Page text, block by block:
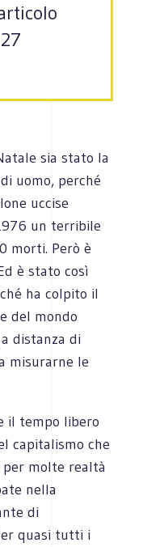
sia stato la
uomo, perché
uccise
un terribile
morti. Però è
è stato così
ha colpito il
del mondo
distanza di
misurarne le
il tempo libero
capitalismo che
molte realtà
nella
di
quasi tutti i